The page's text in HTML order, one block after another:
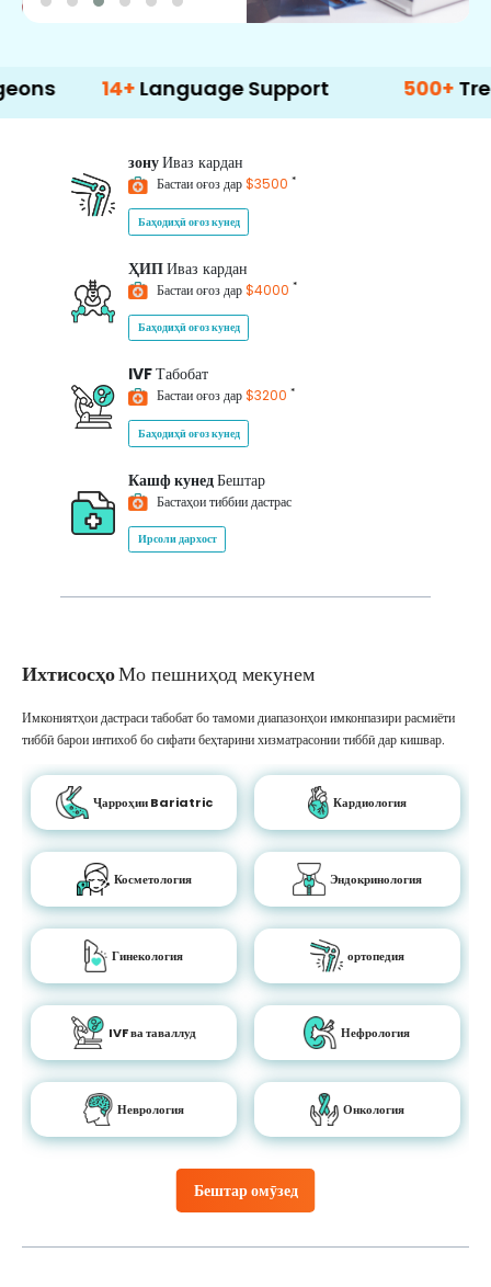
14+Language Support 500+
зонуИваз кардан
Бастаи оғоз дар$3500 *
Баҳодиҳӣ оғоз кунед
ҲИПИваз кардан
Бастаи оғоз дар$4000 *
Баҳодиҳӣ оғоз кунед
IVFТабобат
Бастаи оғоз дар$3200 *
Баҳодиҳӣ оғоз кунед
Кашф кунедБештар
Бастаҳои тиббии дастрас
Ирсоли дархост
ИхтисосҳоМо пешниҳод мекунем
Бештар омӯзед
Имкониятҳои дастраси табобат бо тамоми диапазонҳои имконпазири расмиёти
тиббӣ барои интихоб бо сифати беҳтарини хизматрасонии тиббӣ дар кишвар.
Ҷарроҳии Bariatric Кардиология
Косметология Эндокринология
Гинекология ортопедия
IVF ва таваллуд Нефрология
Неврология Онкология